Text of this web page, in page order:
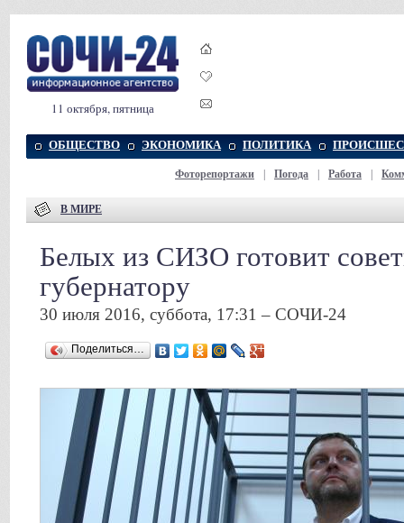
11 октября, пятница
ОБЩЕСТВО ЭКОНОМИКА ПОЛИТИКА
Фоторепортажи Погода Работа
В МИРЕ
Белых из СИЗО готовит
губернатору
30 июля 2016, суббота, 17:31 – СОЧИ-24
Поделиться…